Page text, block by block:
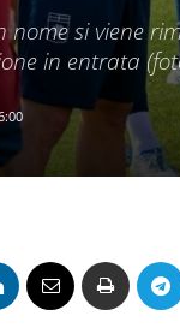
nome si viene
in entrata